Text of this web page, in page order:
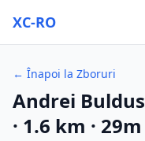
XC-RO
← Înapoi la Zboruri
Andrei Buldus
· 1.6 km · 29m